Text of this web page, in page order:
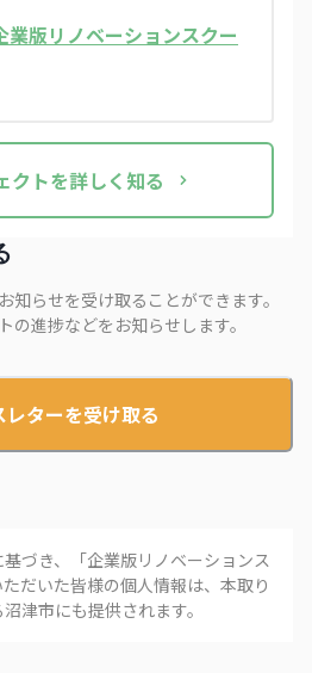
版リノベーションスクー
クトを詳しく知る
知らせを受け取ることができます。
の進捗などをお知らせします。
レターを受け取る
づき、「企業版リノベーションス
ただいた皆様の個人情報は、本取り
沼津市にも提供されます。